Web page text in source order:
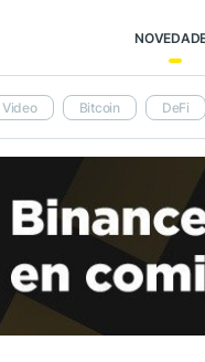
Video Bitcoin DeFi